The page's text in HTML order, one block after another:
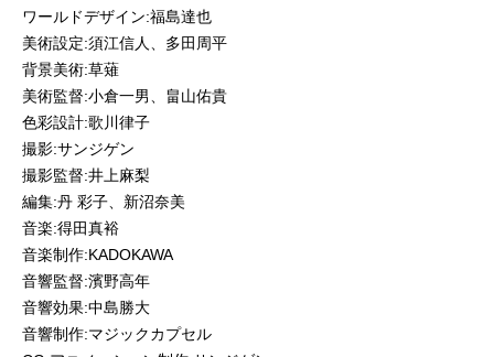
ワールドデザイン:福島達也
美術設定:須江信人、多田周平
背景美術:草薙
美術監督:小倉一男、畠山佑貴
色彩設計:歌川律子
撮影:サンジゲン
撮影監督:井上麻梨
編集:丹 彩子、新沼奈美
音楽:得田真裕
音楽制作:KADOKAWA
音響監督:濱野高年
音響効果:中島勝大
音響制作:マジックカプセル